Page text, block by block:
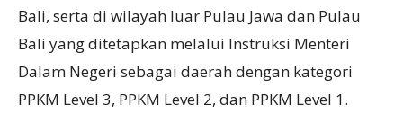
Bali, serta di wilayah luar Pulau Jawa dan Pulau
Bali yang ditetapkan melalui Instruksi Menteri
Dalam Negeri sebagai daerah dengan kategori
PPKM Level 3, PPKM Level 2, dan PPKM Level 1.